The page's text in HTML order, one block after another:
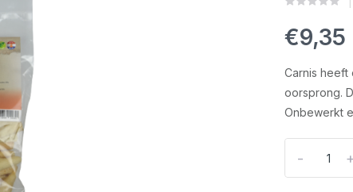
€9,35
Carnis heeft
oorsprong.
Onbewerkt
+
-